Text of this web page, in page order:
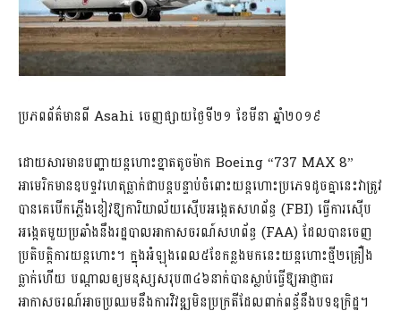
ប្រភពព័ត៌មានពី Asahi ចេញផ្សាយថ្ងៃទី២១ ខែមីនា ឆ្នាំ២០១៩
ដោយសារមានបញ្ហាយន្តហោះខ្នាតតូចម៉ាក Boeing “737 MAX 8”
អាមេរិកមានឧបទ្ទវហេតុធ្លាក់ជាបន្តបន្ទាប់ចំពោះយន្តហោះប្រភេទដូចគ្នានេះវាត្រូវ
បានគេបើកភ្លើងខៀវឱ្យការិយាល័យស៊ើបអង្កេតសហព័ន្ធ (FBI) ធ្វើការស៊ើប
អង្កេតមួយប្រឆាំងនឹងរដ្ឋបាលអាកាសចរណ៍សហព័ន្ធ (FAA) ដែលបានចេញ
ប្រតិបត្តិការយន្ដហោះ។ ក្នុងអំឡុងពេល៥ខែកន្លងមកនេះយន្តហោះថ្មី២គ្រឿង
ធ្លាក់ហើយ បណ្តាលឲ្យមនុស្សសរុប៣៤៦នាក់បានស្លាប់ធ្វើឱ្យអាជ្ញាធរ
អាកាសចរណ៍អាចប្រឈមនឹងការវិវឌ្ឍមិនប្រក្រតីដែលពាក់ពន្ធ័នឹងបទឧក្រិដ្ឋ។